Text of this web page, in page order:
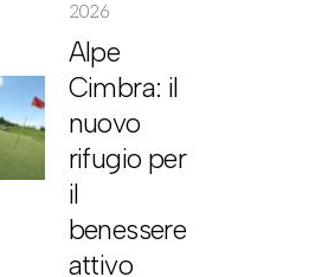
2026
Alpe
Cimbra: il
nuovo
rifugio per
il
benessere
attivo